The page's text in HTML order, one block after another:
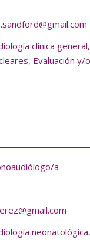
clínica general
, Evaluación
a
neonatológica